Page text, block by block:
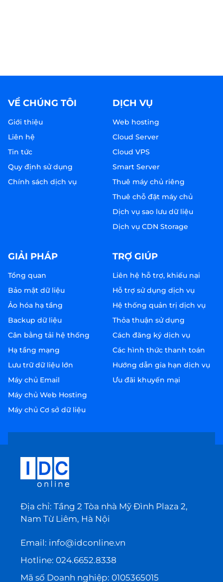
VỀ CHÚNG TÔI
Giới thiệu
Liên hệ
Tin tức
Quy định sử dụng
Chính sách dịch vụ
DỊCH VỤ
Web hosting
Cloud Server
Cloud VPS
Smart Server
Thuê máy chủ riêng
Thuê chỗ đặt máy chủ
Dịch vụ sao lưu dữ liệu
Dịch vụ CDN Storage
GIẢI PHÁP
Tổng quan
Bảo mật dữ liệu
Ảo hóa hạ tầng
Backup dữ liệu
Cân bằng tải hệ thống
Hạ tầng mạng
Lưu trữ dữ liệu lớn
Máy chủ Email
Máy chủ Web Hosting
Máy chủ Cơ sở dữ liệu
TRỢ GIÚP
Liên hệ hỗ trợ, khiếu nại
Hỗ trợ sử dụng dịch vụ
Hệ thống quản trị dịch vụ
Thỏa thuận sử dụng
Cách đăng ký dịch vụ
Các hình thức thanh toán
Hướng dẫn gia hạn dịch vụ
Ưu đãi khuyến mại
Địa chỉ: Tầng 2 Tòa nhà Mỹ Đình Plaza 2,
Nam Từ Liêm, Hà Nội
Email: info@idconline.vn
Hotline: 024.6652.8338
Mã số Doanh nghiệp: 0105365015